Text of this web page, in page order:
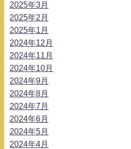
2025年3月
2025年2月
2025年1月
2024年12月
2024年11月
2024年10月
2024年9月
2024年8月
2024年7月
2024年6月
2024年5月
2024年4月